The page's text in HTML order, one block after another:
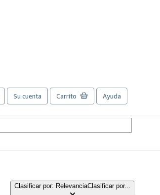
Su cuenta Carrito Ayuda
Clasificar por: RelevanciaClasificar por...